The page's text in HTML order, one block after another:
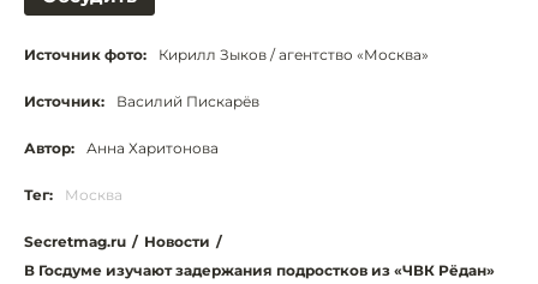
Источник фото: Кирилл Зыков / агентство «Москва»
Источник: Василий Пискарёв
Автор: Анна Харитонова
Тег: Москва
Secretmag.ru / Новости /
В Госдуме изучают задержания подростков из «ЧВК Рёдан»